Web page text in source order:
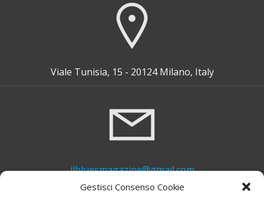
Gestisci Consenso Cookie
Viale Tunisia, 15 - 20124 Milano, Italy
ilbluesmagazine@gmail.com